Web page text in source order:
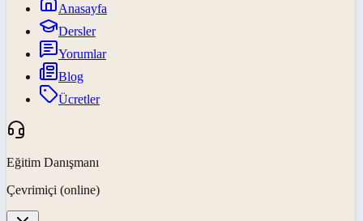
Anasayfa
Dersler
Yorumlar
Blog
Ücretler
Eğitim Danışmanı
Çevrimiçi (online)